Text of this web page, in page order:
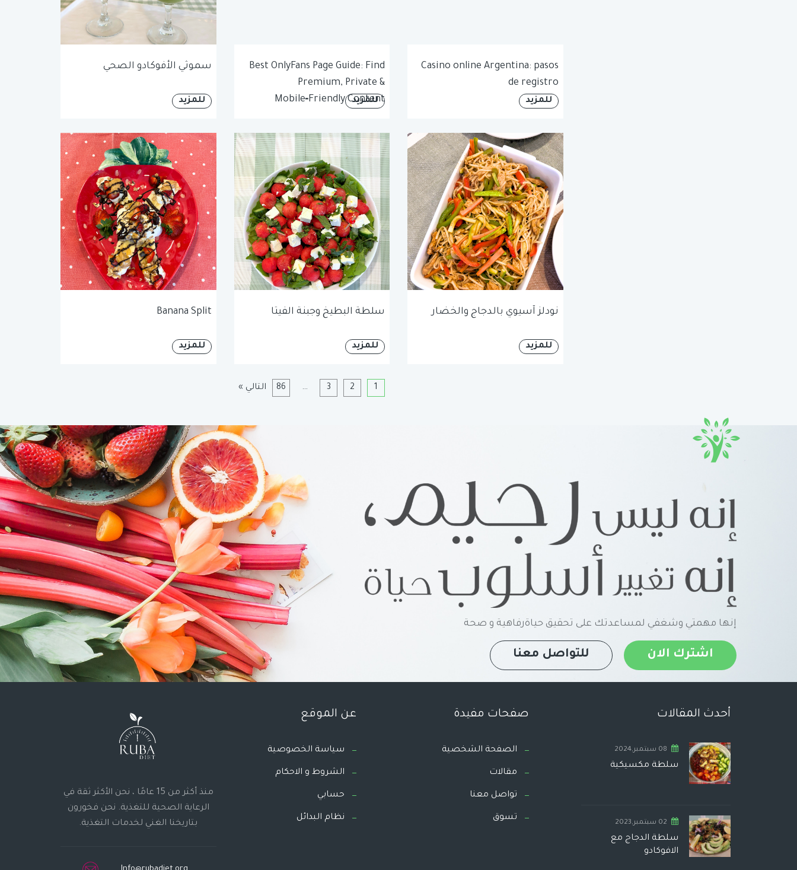
Casino online Argentina: pasos
de registro
للمزيد
Best OnlyFans Page Guide: Find
Premium, Private &
Mobile‑Friendly Content
للمزيد
سموثي الأفوكادو الصحي
للمزيد
نودلز آسيوي بالدجاج والخضار
للمزيد
سلطة البطيخ وجبنة الفيتا
للمزيد
Banana Split
للمزيد
1
2
3
…
86 التالي »
إنها مهمتي وشغفي لمساعدتك على تحقيق حياةرفاهية و صحة
اشترك الان للتواصل معنا
أحدث المقالات
08 سبتمبر,2024
سلطة مكسيكية
02 سبتمبر,2023
سلطة الدجاج مع
الافوكادو
صفحات مفيدة
الصفحة الشخصية
مقالات
تواصل معنا
تسوق
عن الموقع
سياسة الخصوصية
الشروط و الاحكام
حسابي
نظام البدائل
منذ أكثر من 15 عامًا ، نحن الأكثر ثقة في
الرعاية الصحية للتغذية. نحن فخورون
بتاريخنا الغني لخدمات التغذية.